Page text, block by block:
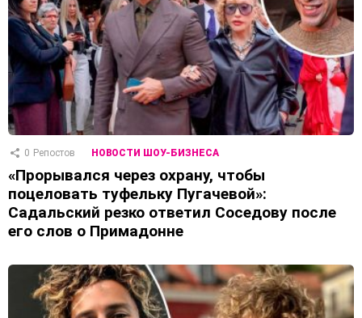
0 Репостов НОВОСТИ ШОУ-БИЗНЕСА
«Прорывался через охрану, чтобы
поцеловать туфельку Пугачевой»:
Садальский резко ответил Соседову после
его слов о Примадонне